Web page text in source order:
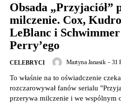
Obsada „Przyjaciół”
milczenie. Cox,
LeBlanc i
Perry’ego
CELEBRYCI Martyna Janasik - 31
To właśnie na to oświadczenie
rozczarowywał fanów serialu
przerywa milczenie i we wspólnym